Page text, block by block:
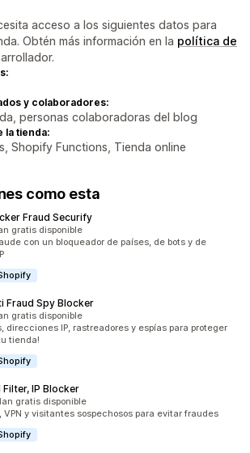
acceso a los siguientes datos para
Obtén más información en la política de
y colaboradores:
personas colaboradoras del blog
la tienda:
Shopify Functions, Tienda online
como esta
Fraud Securify
total
gratis disponible
con un bloqueador de países, de bots y de
Fraud Spy Blocker
total
gratis disponible
direcciones IP, rastreadores y espías para proteger
tienda!
Filter, IP Blocker
total
gratis disponible
VPN y visitantes sospechosos para evitar fraudes